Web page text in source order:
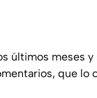
últimos meses
que lo